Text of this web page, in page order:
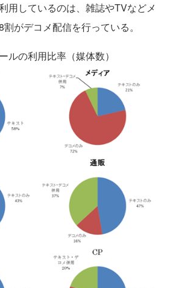
用しているのは、雑誌やTVなどメ
がデコメ配信を行っている。
ルの利用比率（媒体数）